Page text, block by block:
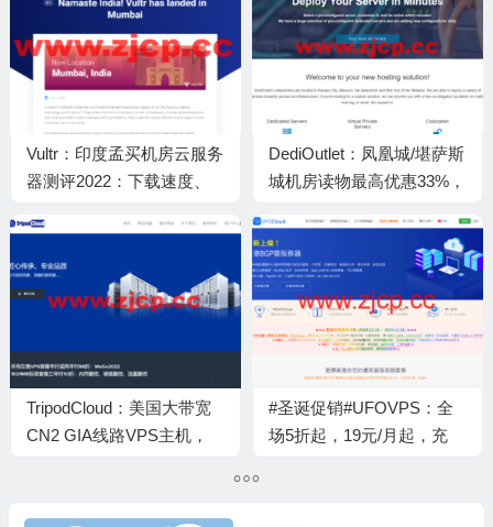
Vultr：印度孟买机房云服务
器测评2022：下载速度、
测评、流媒体解锁等
DediOutlet：凤凰城/堪萨斯
城机房读物最高优惠33%，
量，月付31美元起
TripodCloud：美国大带宽
CN2 GIA线路VPS主机，
#圣诞促销#UFOVPS：全
场5折起，19元/月起，充